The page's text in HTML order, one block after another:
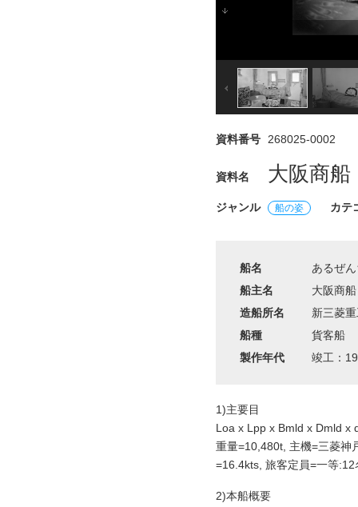
資料番号 268025-0002
資料名 大阪商
ジャンル 船の姿 カテ
船名
あるぜ
船主名
大阪商
造船所名
新三菱
船種
貨客船
製作年代
竣工：
1)主要目
Loa x Lpp x Bmld x Dmld x
重量=10,480t, 主機=三菱神
=16.4kts, 旅客定員=一等
2)本船概要